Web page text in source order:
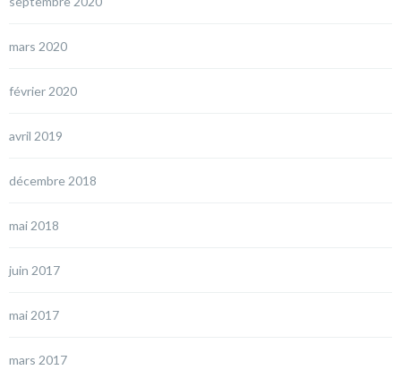
mars 2020
février 2020
avril 2019
décembre 2018
mai 2018
juin 2017
mai 2017
mars 2017